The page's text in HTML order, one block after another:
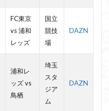
FC東京
vs 浦和
レッズ
国立
競技
場
DAZN
浦和レ
ッズ vs
鳥栖
埼玉
スタ
ジア
ム
DAZN